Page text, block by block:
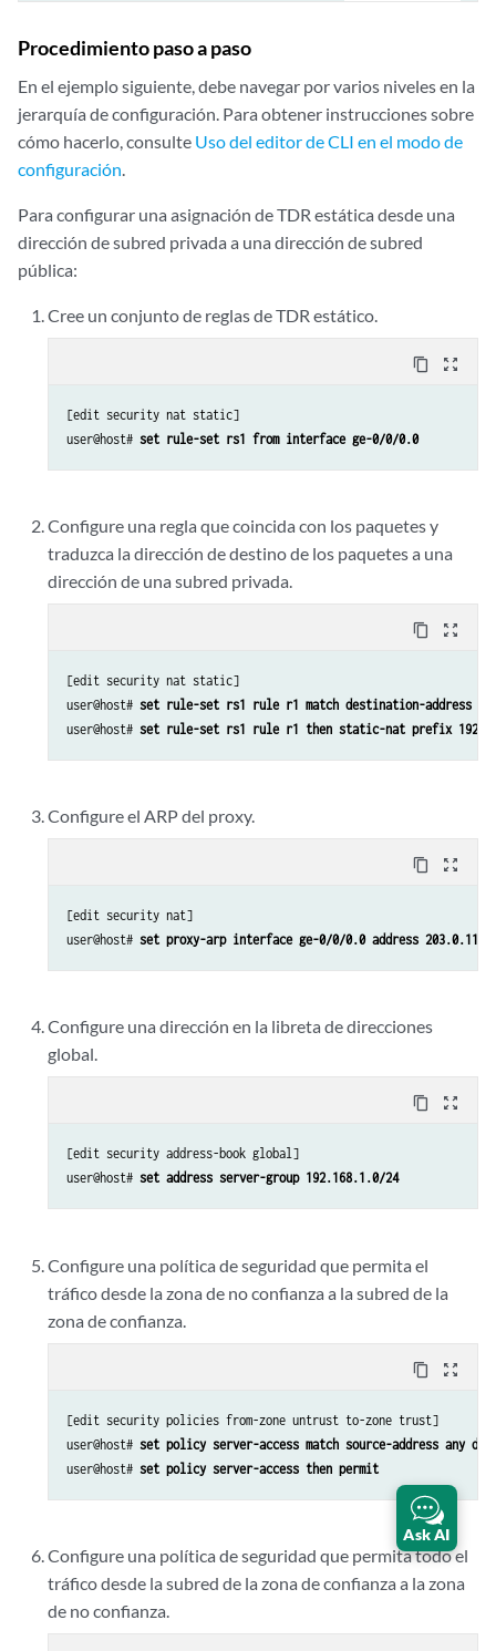
Procedimiento paso a paso
En el ejemplo siguiente, debe navegar por varios niveles en la
jerarquía de configuración. Para obtener instrucciones sobre
cómo hacerlo, consulte Uso del editor de CLI en el modo de
configuración.
Para configurar una asignación de TDR estática desde una
dirección de subred privada a una dirección de subred
pública:
Cree un conjunto de reglas de TDR estático.
content_copy zoom_out_map
[edit security nat static]
user@host# set rule-set rs1 from interface ge-0/0/0.0
Configure una regla que coincida con los paquetes y
traduzca la dirección de destino de los paquetes a una
dirección de una subred privada.
content_copy zoom_out_map
[edit security nat static]
user@host# set rule-set rs1 rule r1 match destination-address
user@host# set rule-set rs1 rule r1 then static-nat prefix
Configure el ARP del proxy.
content_copy zoom_out_map
[edit security nat]
user@host# set proxy-arp interface ge-0/0/0.0 address
Configure una dirección en la libreta de direcciones
global.
content_copy zoom_out_map
[edit security address-book global]
user@host# set address server-group 192.168.1.0/24
Configure una política de seguridad que permita el
tráfico desde la zona de no confianza a la subred de la
zona de confianza.
content_copy zoom_out_map
[edit security policies from-zone untrust to-zone trust]
user@host# set policy server-access match source-address any
user@host# set policy server-access then permit
Configure una política de seguridad que permita todo el
tráfico desde la subred de la zona de confianza a la zona
de no confianza.
Ask AI